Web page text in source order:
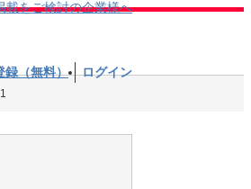
載をご検討の企業様へ
録（無料） ログイン